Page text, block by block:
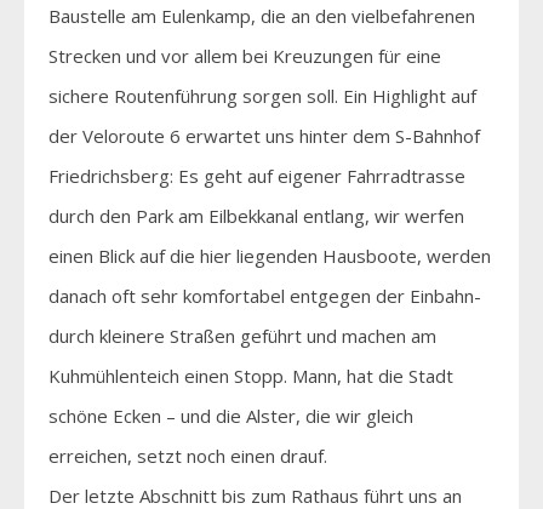
Baustelle am Eulenkamp, die an den vielbefahrenen
Strecken und vor allem bei Kreuzungen für eine
sichere Routenführung sorgen soll. Ein Highlight auf
der Veloroute 6 erwartet uns hinter dem S-Bahnhof
Friedrichsberg: Es geht auf eigener Fahrradtrasse
durch den Park am Eilbekkanal entlang, wir werfen
einen Blick auf die hier liegenden Hausboote, werden
danach oft sehr komfortabel entgegen der Einbahn-
durch kleinere Straßen geführt und machen am
Kuhmühlenteich einen Stopp. Mann, hat die Stadt
schöne Ecken – und die Alster, die wir gleich
erreichen, setzt noch einen drauf.
Der letzte Abschnitt bis zum Rathaus führt uns an